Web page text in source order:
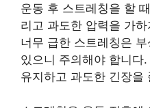
운동 후 스트레칭을 할
리고 과도한 압력을 가
너무 급한 스트레칭은
있으니 주의해야 합니다
유지하고 과도한 긴장을